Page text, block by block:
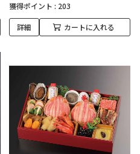
獲得ポイント : 203
詳細 カートに入れる